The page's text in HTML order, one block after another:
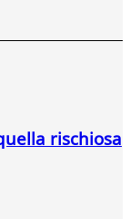
rischiosa